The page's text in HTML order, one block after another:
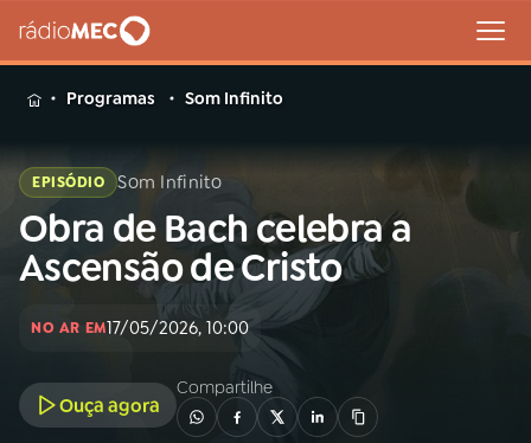
MENU
Buscar
na
Rádio
Buscar
01INÍCIO
Programas Som Infinito
EPISÓDIO Som Infinito
Obra de Bach celebra a
Ascensão de Cristo
NO AR EM17/05/2026, 10:00
Ouça agora
Compartilhe